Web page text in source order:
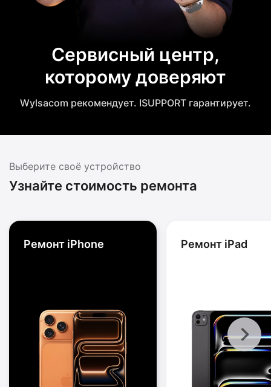
Сервисный центр,
которому доверяют
Wylsacom рекомендует. ISUPPORT гарантирует.
Выберите своё устройство
Узнайте стоимость ремонта
Ремонт iPhone Ремонт iPad